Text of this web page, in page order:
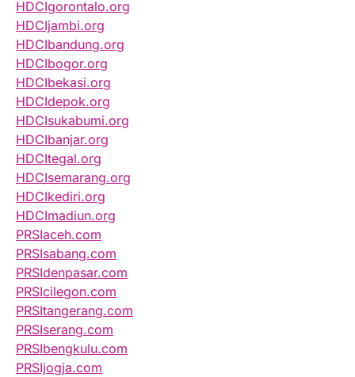
HDCIgorontalo.org
HDCIjambi.org
HDCIbandung.org
HDCIbogor.org
HDCIbekasi.org
HDCIdepok.org
HDCIsukabumi.org
HDCIbanjar.org
HDCItegal.org
HDCIsemarang.org
HDCIkediri.org
HDCImadiun.org
PRSIaceh.com
PRSIsabang.com
PRSIdenpasar.com
PRSIcilegon.com
PRSItangerang.com
PRSIserang.com
PRSIbengkulu.com
PRSIjogja.com